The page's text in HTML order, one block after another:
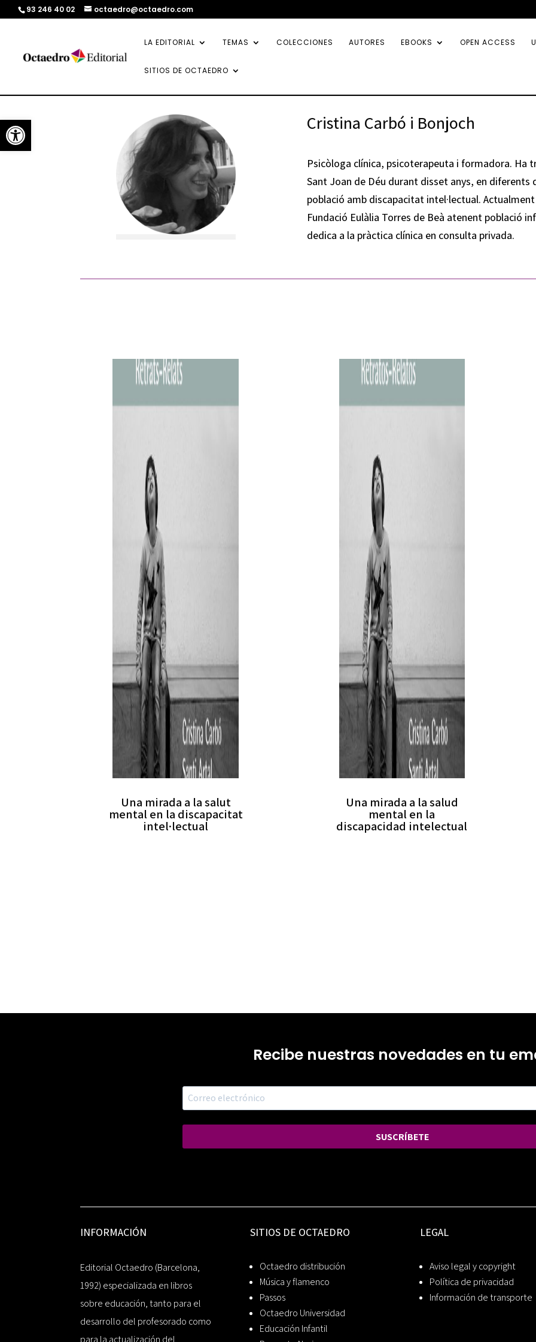
Abrir barra de herramientas
93 246 40 02 octaedro@octaedro.com
LA EDITORIAL TEMAS COLECCIONES AUTORES EBOOKS OPEN ACCESS
SITIOS DE OCTAEDRO
Cristina Carbó i Bonjoch
Psicòloga clínica, psicoterapeuta i formadora. Ha
Sant Joan de Déu durant disset anys, en diferents
població amb discapacitat intel·lectual.
Fundació Eulàlia Torres de Beà atenent població
dedica a la pràctica clínica en consulta privada.
Una mirada a la salut
mental en la discapacitat
intel·lectual
Una mirada a la salud
mental en la
discapacidad intelectual
Recibe nuestras novedades en tu
SUSCRÍBETE
INFORMACIÓN
Editorial Octaedro (Barcelona,
1992) especializada en libros
sobre educación, tanto para el
desarrollo del profesorado como
SITIOS DE OCTAEDRO
Octaedro distribución
Música y flamenco
Passos
Octaedro Universidad
Educación Infantil
LEGAL
Aviso legal y copyright
Política de privacidad
Información de transporte